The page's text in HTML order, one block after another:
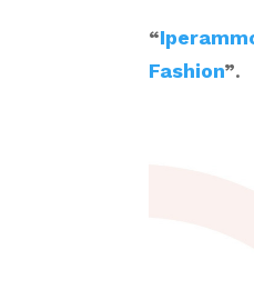
“
Fashion”.